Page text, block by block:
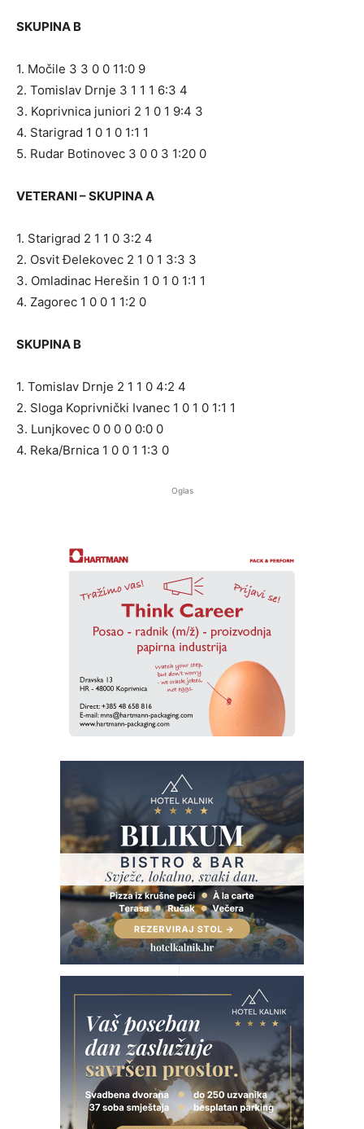
SKUPINA B
1. Močile 3 3 0 0 11:0 9
2. Tomislav Drnje 3 1 1 1 6:3 4
3. Koprivnica juniori 2 1 0 1 9:4 3
4. Starigrad 1 0 1 0 1:1 1
5. Rudar Botinovec 3 0 0 3 1:20 0
VETERANI – SKUPINA A
1. Starigrad 2 1 1 0 3:2 4
2. Osvit Đelekovec 2 1 0 1 3:3 3
3. Omladinac Herešin 1 0 1 0 1:1 1
4. Zagorec 1 0 0 1 1:2 0
SKUPINA B
1. Tomislav Drnje 2 1 1 0 4:2 4
2. Sloga Koprivnički Ivanec 1 0 1 0 1:1 1
3. Lunjkovec 0 0 0 0 0:0 0
4. Reka/Brnica 1 0 0 1 1:3 0
Oglas